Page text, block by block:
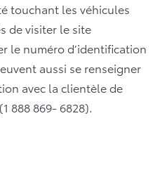
touchant les véhicules
de visiter le site
le numéro d’identification
aussi se renseigner
avec la clientèle de
888 869- 6828).